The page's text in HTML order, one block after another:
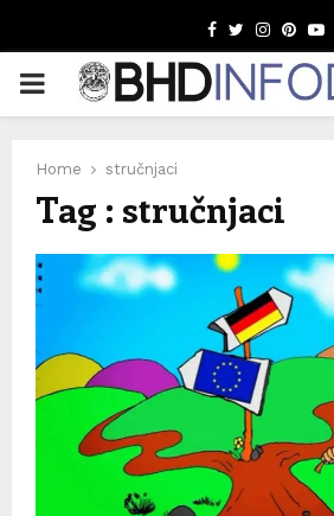
Facebook
Twitter
PRIMARY
Home stručnjaci
Tag : stručnjaci